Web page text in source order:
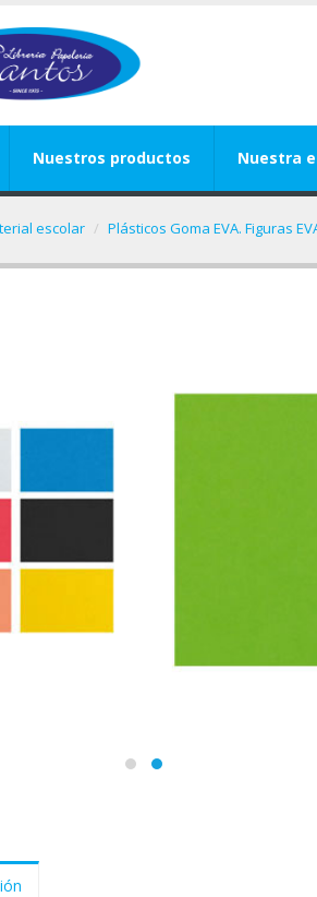
Nuestros productos Nuestra
escolar Plásticos Goma EVA. Figuras